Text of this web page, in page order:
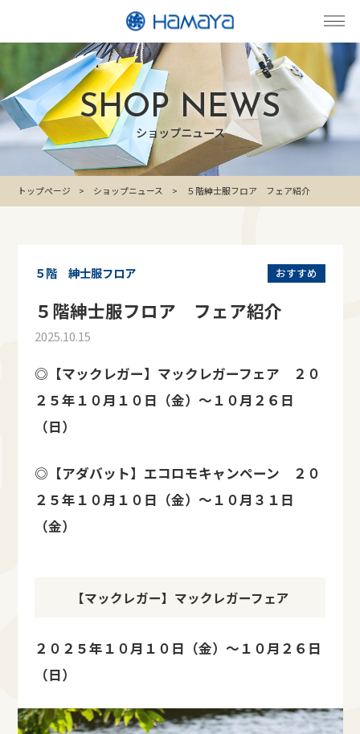
SHOP NEWS
ショップニュース
トップページ ショップニュース ５階紳士服フロア フェア紹介
おすすめ
５階 紳士服フロア
５階紳士服フロア フェア紹介
2025.10.15
◎【マックレガー】マックレガーフェア ２０
２５年１０月１０日（金）～１０月２６日
（日）
◎【アダバット】エコロモキャンペーン ２０
２５年１０月１０日（金）～１０月３１日
（金）
【マックレガー】マックレガーフェア
２０２５年１０月１０日（金）～１０月２６日
（日）